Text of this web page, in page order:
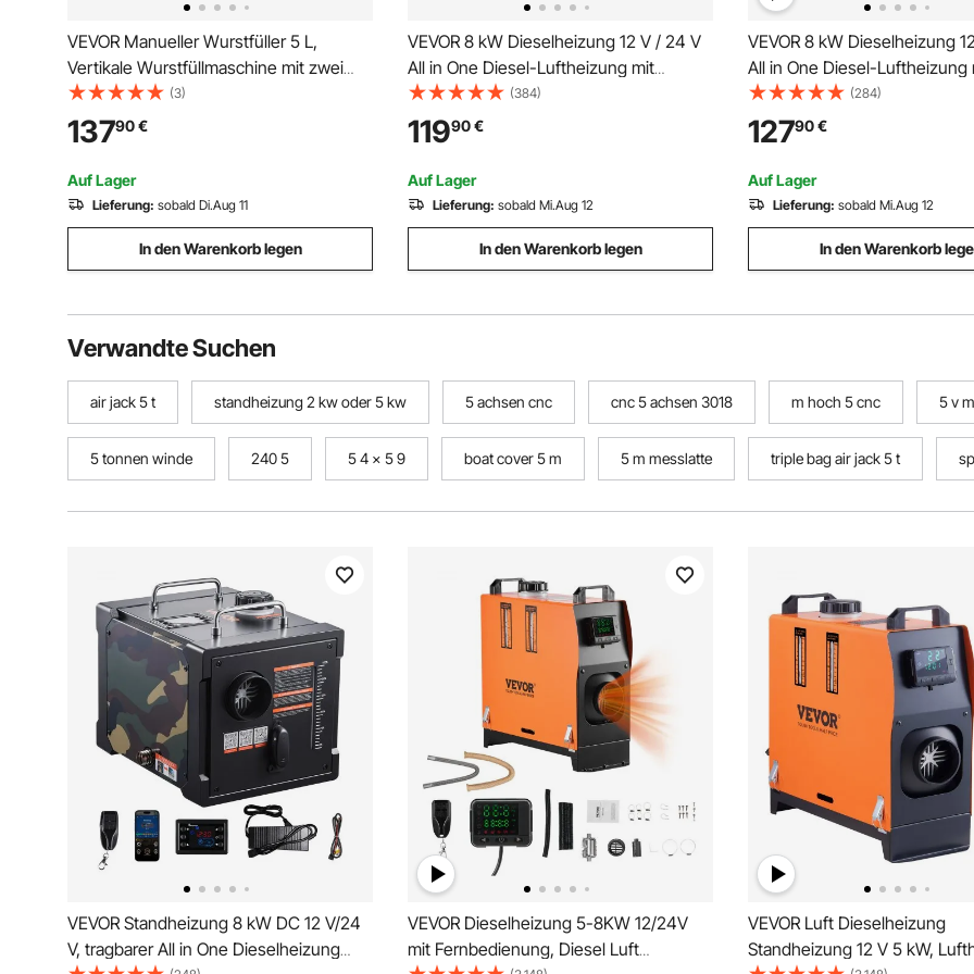
VEVOR Manueller Wurstfüller 5 L,
Vertikale Wurstfüllmaschine mit zwei
Geschwindigkeiten (Schnell/Langsam) &
5 Füllrohren & Griff, Fleischfüller aus
Edelstahl für Gewerblichen & Privaten
Gebrauch
(3)
13790€
Auf Lager
Lieferung: sobald Di.Aug 11
In den Warenkorb legen
VEVOR 8 kW Dieselheizung 12 V / 24 V
All in One Diesel-Luftheizung mit
Bluetooth App-Steuerung &
Fernbedienung & Anzeigebildschirm &
CO-Alarm, schnell aufheizende vertikale
tragbare Dieselheizung
(384)
11990€
Auf Lager
Lieferung: sobald Mi.Aug 12
In den Warenkorb legen
VEVOR 8 kW Dieselheizung
All in One Diesel-Luftheizung
Bluetooth-App-Steuerung &
Fernbedienung &
CO-Alarm, schnell
Dieselheizung für Fahrzeuge
(284)
12790€
Auf Lager
Lieferung: sobald Mi.Aug 12
In den Warenkorb
Verwandte Suchen
air jack 5 t standheizung 2 kw oder 5 kw 5 achsen cnc cnc 5 achsen 3018 m hoch 5 cnc 5 v
5 tonnen winde 240 5 5 4 x 5 9 boat cover 5 m 5 m messlatte triple bag air jack 5 t
VEVOR Standheizung 8 kW DC 12 V/24
V, tragbarer All in One Dieselheizung
VEVOR Dieselheizung 5-8KW 12/24V
mit Fernbedienung, Diesel Luft
VEVOR Luft Dieselheizung
Standheizung 12 V 5 kW,